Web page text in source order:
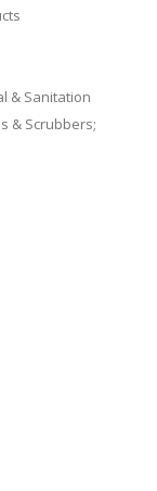
& Sanitation
& Scrubbers;